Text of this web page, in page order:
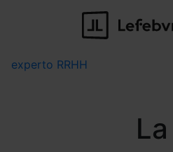
experto RRHH